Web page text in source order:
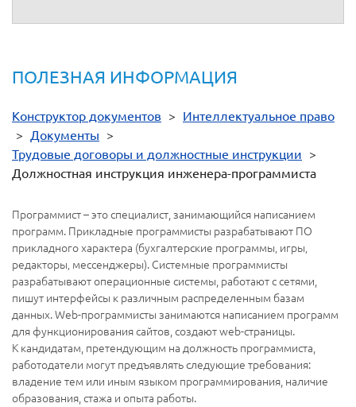
ПОЛЕЗНАЯ ИНФОРМАЦИЯ
Конструктор документов > Интеллектуальное право
> Документы >
Трудовые договоры и должностные инструкции >
Должностная инструкция инженера-программиста
Программист – это специалист, занимающийся написанием
программ. Прикладные программисты разрабатывают ПО
прикладного характера (бухгалтерские программы‚ игры‚
редакторы‚ мессенджеры). Системные программисты
разрабатывают операционные системы, работают с сетями,
пишут интерфейсы к различным распределенным базам
данных. Web-программисты занимаются написанием программ
для функционирования сайтов, создают web-страницы.
К кандидатам, претендующим на должность программиста,
работодатели могут предъявлять следующие требования:
владение тем или иным языком программирования, наличие
образования, стажа и опыта работы.